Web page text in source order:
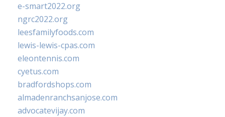
e-smart2022.org
ngrc2022.org
leesfamilyfoods.com
lewis-lewis-cpas.com
eleontennis.com
cyetus.com
bradfordshops.com
almadenranchsanjose.com
advocatevijay.com